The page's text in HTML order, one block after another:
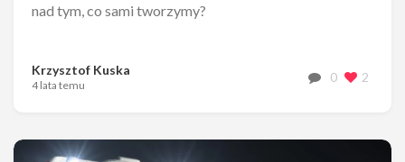
nad tym, co sami tworzymy?
Krzysztof Kuska
4 lata temu
0 2